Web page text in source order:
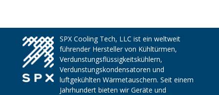
SPX Cooling Tech, LLC ist ein weltweit
führender Hersteller von Kühltürmen,
Verdunstungsflüssigkeitskühlern,
Verdunstungskondensatoren und
luftgekühlten Wärmetauschern. Seit einem
Jahrhundert bieten wir Geräte und